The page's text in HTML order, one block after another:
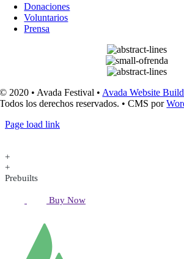
Donaciones
Voluntarios
Prensa
© 2020 • Avada Festival • Avada Website
Todos los derechos reservados. • CMS por
Page load link
+
+
Prebuilts
Buy Now